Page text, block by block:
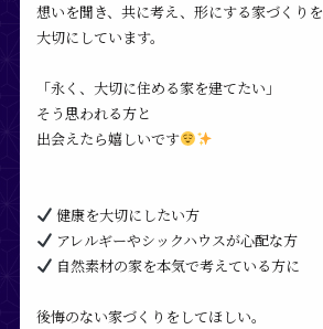
想いを聞き、共に考え、形にする家づくりを
大切にしています。
「永く、大切に住める家を建てたい」
そう思われる方と
出会えたら嬉しいです
健康を大切にしたい方
アレルギーやシックハウスが心配な方
自然素材の家を本気で考えている方に
後悔のない家づくりをしてほしい。